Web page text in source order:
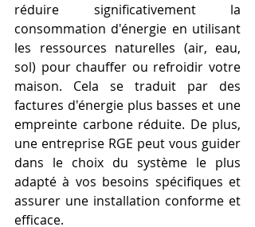
réduire significativement la
consommation d'énergie en utilisant
les ressources naturelles (air, eau,
sol) pour chauffer ou refroidir votre
maison. Cela se traduit par des
factures d'énergie plus basses et une
empreinte carbone réduite. De plus,
une entreprise RGE peut vous guider
dans le choix du système le plus
adapté à vos besoins spécifiques et
assurer une installation conforme et
efficace.